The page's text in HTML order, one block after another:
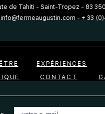
de Tahiti - Saint-Tropez - 83
info@fermeaugustin.com-+ 33
EXPÉRIENCES
CONTACT